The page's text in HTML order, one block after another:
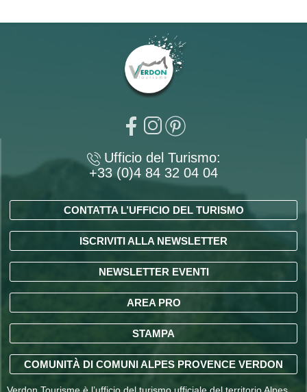
Ufficio del Turismo:
+33 (0)4 84 32 04 04
CONTATTA L’UFFICIO DEL TURISMO
ISCRIVITI ALLA NEWSLETTER
NEWSLETTER EVENTI
AREA PRO
STAMPA
COMUNITÀ DI COMUNI ALPES PROVENCE VERDON
Verdon Tourisme è l’ufficio del turismo ufficiale del territorio Alpes